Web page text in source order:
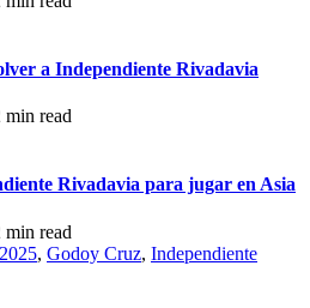
a Independiente Rivadavia
min read
Rivadavia para jugar en Asia
min read
, Godoy Cruz, Independiente